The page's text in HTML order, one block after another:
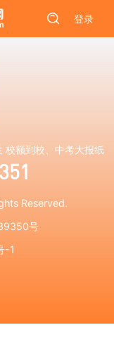
登录
校额到校、中考大报纸
Reserved.
号
-1